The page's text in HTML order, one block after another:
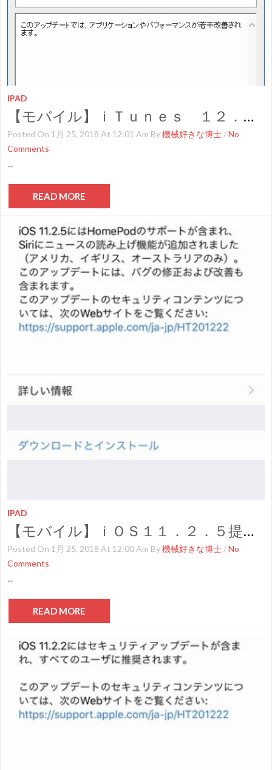
IPAD
【モバイル】ｉＴｕｎｅｓ １２．７．3提供開始
Posted On 1月 25, 2018 At 12:01 Am By機械好きな博士 /No
Comments
...
READ MORE
IPAD
【モバイル】ｉＯＳ１１．２．５提供開始
Posted On 1月 25, 2018 At 12:00 Am By機械好きな博士 /No
Comments
...
READ MORE